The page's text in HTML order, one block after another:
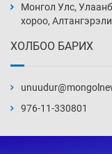
3
18
Монгол Улс,
хороо,
ХОЛБОО БАРИХ
976-11-330801